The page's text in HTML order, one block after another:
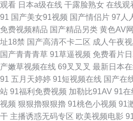
观看 日本a级在线 干露脸熟女 在线观
91 国产美女91视频 国产情侣片 97人
免费视频精品 国产精品另类 黄色AV
址18禁 国产高清不卡二区 成人午夜
国产青青青草 91草逼视频 免费看片
产嫩草视频在线 69叉叉叉 最新日本
91 五月天婷婷 91短视频在线 国产在
站 91福利免费视频 加勒比91AV 91在
视频 狠狠擼狠狠擼 91桃色小视频 91
干 主播诱惑无码专区 欧美视频电影